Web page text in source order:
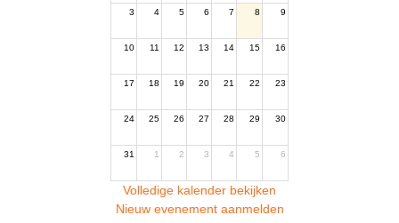
3 4 5 6 7 8 9
10 11 12 13 14 15 16
17 18 19 20 21 22 23
24 25 26 27 28 29 30
31 1 2 3 4 5 6
Volledige kalender bekijken
Nieuw evenement aanmelden